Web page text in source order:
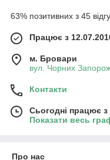
63% позитивних з 45
Працює з
м. Бровари
вул. Чорних
Контакти
Сьогодні працює
Показати весь
Про нас